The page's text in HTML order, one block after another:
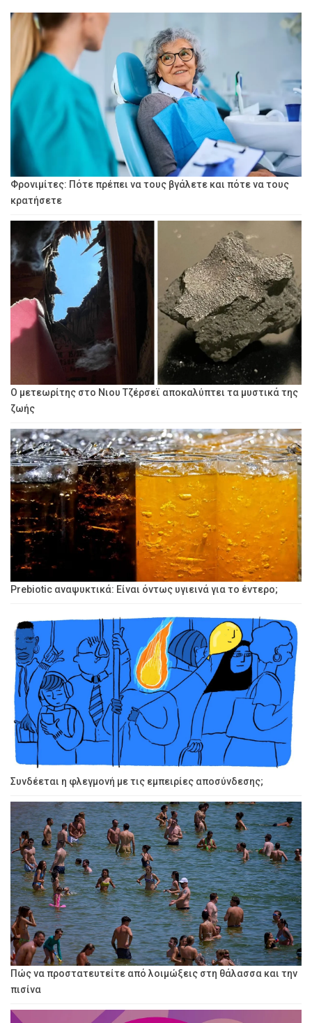
Φρονιμίτες: Πότε πρέπει να τους βγάλετε και πότε να τους
κρατήσετε
Ο μετεωρίτης στο Νιου Τζέρσεϊ αποκαλύπτει τα μυστικά της
ζωής
Prebiotic αναψυκτικά: Είναι όντως υγιεινά για το έντερο;
Συνδέεται η φλεγμονή με τις εμπειρίες αποσύνδεσης;
Πώς να προστατευτείτε από λοιμώξεις στη θάλασσα και την
πισίνα